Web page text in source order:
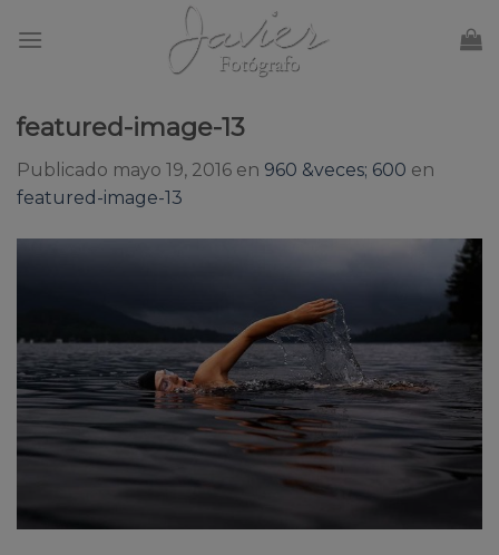
featured-image-13
Publicado mayo 19, 2016 en 960 &veces; 600 en
featured-image-13